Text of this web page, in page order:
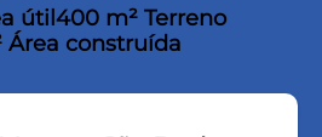
útil400 m² Terreno
Área construída